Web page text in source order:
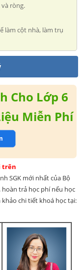
ròng.
làm cột nhà, làm trụ
Cho Lớp 6
Miễn Phí
trên
SGK mới nhất của Bộ
hoàn trả học phí nếu học
chi tiết khoá học tại: